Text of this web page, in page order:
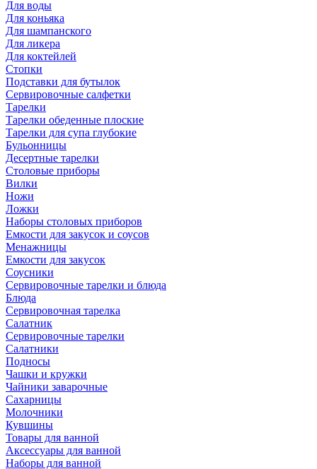
Для воды
Для коньяка
Для шампанского
Для ликера
Для коктейлей
Стопки
Подставки для бутылок
Сервировочные салфетки
Тарелки
Тарелки обеденные плоские
Тарелки для супа глубокие
Бульонницы
Десертные тарелки
Столовые приборы
Вилки
Ножи
Ложки
Наборы столовых приборов
Емкости для закусок и соусов
Менажницы
Емкости для закусок
Соусники
Сервировочные тарелки и блюда
Блюда
Сервировочная тарелка
Салатник
Сервировочные тарелки
Салатники
Подносы
Чашки и кружки
Чайники заварочные
Сахарницы
Молочники
Кувшины
Товары для ванной
Аксессуары для ванной
Наборы для ванной